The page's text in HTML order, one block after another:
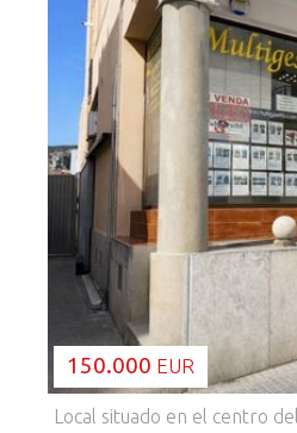
150.000 EUR